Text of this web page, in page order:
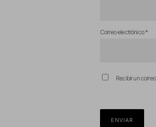
Correo electrónico*
Recibir un